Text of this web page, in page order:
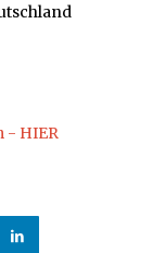
- HIER